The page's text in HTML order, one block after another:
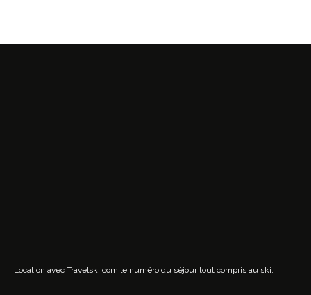
Location avec Travelski.com le numéro du séjour tout compris au ski.